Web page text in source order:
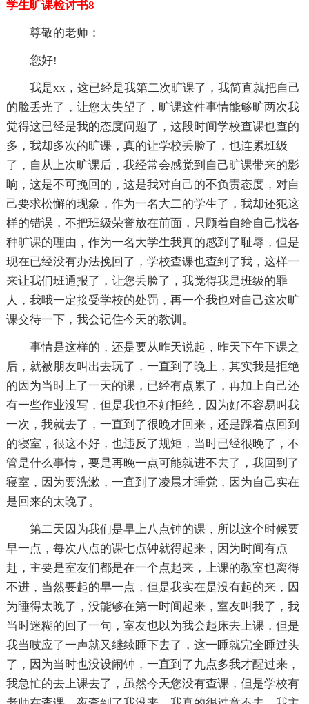
学生旷课检讨书8
尊敬的老师：
您好!
我是xx，这已经是我第二次旷课了，我简直就把自己
的脸丢光了，让您太失望了，旷课这件事情能够旷两次我
觉得这已经是我的态度问题了，这段时间学校查课也查的
多，我却多次的旷课，真的让学校丢脸了，也连累班级
了，自从上次旷课后，我经常会感觉到自己旷课带来的影
响，这是不可挽回的，这是我对自己的不负责态度，对自
己要求松懈的现象，作为一名大二的学生了，我却还犯这
样的错误，不把班级荣誉放在前面，只顾着自给自己找各
种旷课的理由，作为一名大学生我真的感到了耻辱，但是
现在已经没有办法挽回了，学校查课也查到了我，这样一
来让我们班通报了，让您丢脸了，我觉得我是班级的罪
人，我哦一定接受学校的处罚，再一个我也对自己这次旷
课交待一下，我会记住今天的教训。
事情是这样的，还是要从昨天说起，昨天下午下课之
后，就被朋友叫出去玩了，一直到了晚上，其实我是拒绝
的因为当时上了一天的课，已经有点累了，再加上自己还
有一些作业没写，但是我也不好拒绝，因为好不容易叫我
一次，我就去了，一直到了很晚才回来，还是踩着点回到
的寝室，很这不好，也违反了规矩，当时已经很晚了，不
管是什么事情，要是再晚一点可能就进不去了，我回到了
寝室，因为要洗漱，一直到了凌晨才睡觉，因为自己实在
是回来的太晚了。
第二天因为我们是早上八点钟的课，所以这个时候要
早一点，每次八点的课七点钟就得起来，因为时间有点
赶，主要是室友们都是在一个点起来，上课的教室也离得
不进，当然要起的早一点，但是我实在是没有起的来，因
为睡得太晚了，没能够在第一时间起来，室友叫我了，我
当时迷糊的回了一句，室友也以为我会起床去上课，但是
我当吱应了一声就又继续睡下去了，这一睡就完全睡过头
了，因为当时也没设闹钟，一直到了九点多我才醒过来，
我急忙的去上课去了，虽然今天您没有查课，但是学校有